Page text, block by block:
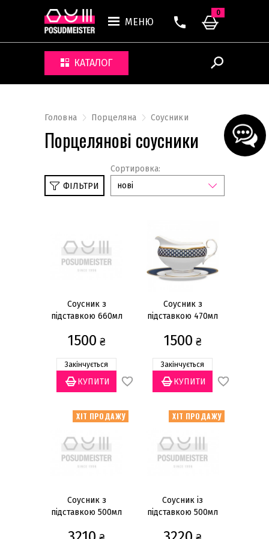
МЕНЮ
КАТАЛОГ
0
Головна Порцеляна Соусники
Порцелянові соусники
Сортировка:
нові
ФІЛЬТРИ
Тарілки салатні
Тарілки акцентні
Тарілки хлібно-пиріжкові
Тарілки десертні
Салатники
Чашки чайні
Чашки кавові
Чашки для сніданку
Показати все
Ціна
— грн
Соусник з
підставкою 660мл
1500 ₴
Закінчується
Соусник з
підставкою 470мл
1500 ₴
Закінчується
ХІТ ПРОДАЖУ
Cоусник з
підставкою 500мл
ХІТ ПРОДАЖУ
Соусник із
підставкою 500мл